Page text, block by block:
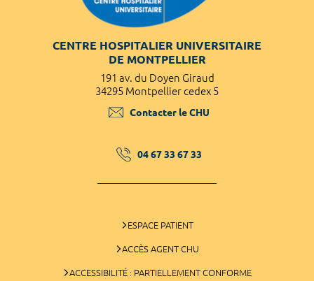
CENTRE HOSPITALIER UNIVERSITAIRE
DE MONTPELLIER
191 av. du Doyen Giraud
34295 Montpellier cedex 5
Contacter le CHU
04 67 33 67 33
ESPACE PATIENT
ACCÈS AGENT CHU
ACCESSIBILITÉ : PARTIELLEMENT CONFORME